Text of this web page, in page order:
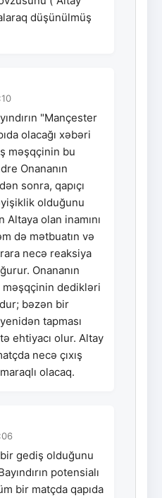
düşünülmüş
"Mançester
olacağı xəbəri
məşqçinin bu
Onananın
sonra, qapıçı
olduğunu
olan inamını
də mətbuatın və
necə reaksiya
Onananın
məşqçinin dedikləri
bəzən bir
tapması
ehtiyacı olur. Altay
necə çıxış
olacaq.
gediş olduğunu
potensialı
bir matçda qapıda